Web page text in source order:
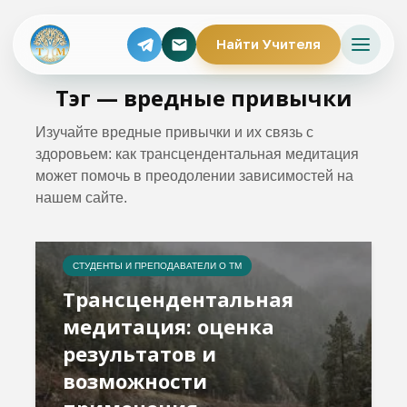
Найти Учителя
Тэг — вредные привычки
Изучайте вредные привычки и их связь с
здоровьем: как трансцендентальная медитация
может помочь в преодолении зависимостей на
нашем сайте.
СТУДЕНТЫ И ПРЕПОДАВАТЕЛИ О ТМ
Трансцендентальная
медитация: оценка
результатов и
возможности